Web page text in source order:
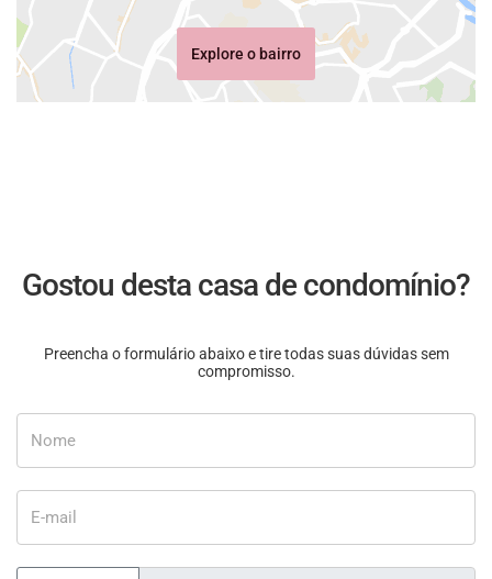
Explore o bairro
Gostou desta casa de condomínio?
Preencha o formulário abaixo e tire todas suas dúvidas sem
compromisso.